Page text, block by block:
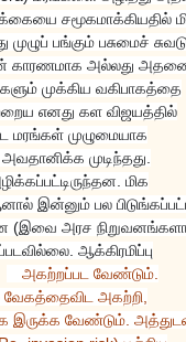
சமூகமாக்கியதில்
பங்கும் பசுமைச் சுவடு
காரணமாக அல்லது
முக்கிய வகிபாகத்தை
எனது கள விஜயத்தில்
மரங்கள் முழுமையாக
முடிந்தது.
மிக
இன்னும் பல பிடுங்கப்பட்ட
(இவை அரச
ஆக்கிரமிப்பு
அகற்றப்பட வேண்டும்.
அகற்றி,
இருக்க வேண்டும்.